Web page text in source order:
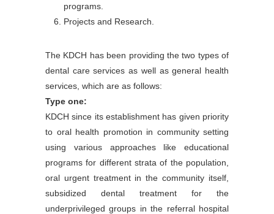
programs.
Projects and Research.
The KDCH has been providing the two types of
dental care services as well as general health
services, which are as follows:
Type one:
KDCH since its establishment has given priority
to oral health promotion in community setting
using various approaches like educational
programs for different strata of the population,
oral urgent treatment in the community itself,
subsidized dental treatment for the
underprivileged groups in the referral hospital